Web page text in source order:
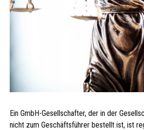
Ein GmbH-Gesellschafter, der in der
nicht zum Geschäftsführer bestellt ist, ist